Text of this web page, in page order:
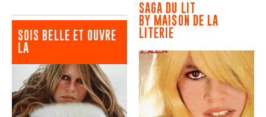
SOIS BELLE ET OUVRE
LA
SAGA DU LIT
BY MAISON DE LA
LITERIE